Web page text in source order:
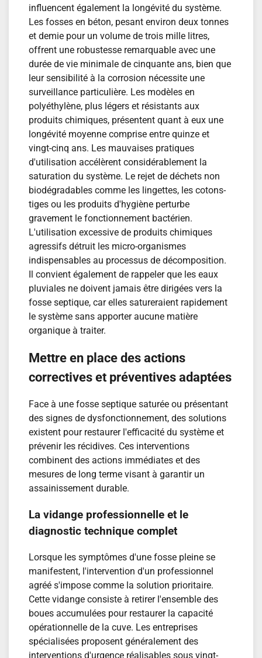
influencent également la longévité du système.
Les fosses en béton, pesant environ deux tonnes
et demie pour un volume de trois mille litres,
offrent une robustesse remarquable avec une
durée de vie minimale de cinquante ans, bien que
leur sensibilité à la corrosion nécessite une
surveillance particulière. Les modèles en
polyéthylène, plus légers et résistants aux
produits chimiques, présentent quant à eux une
longévité moyenne comprise entre quinze et
vingt-cinq ans. Les mauvaises pratiques
d'utilisation accélèrent considérablement la
saturation du système. Le rejet de déchets non
biodégradables comme les lingettes, les cotons-
tiges ou les produits d'hygiène perturbe
gravement le fonctionnement bactérien.
L'utilisation excessive de produits chimiques
agressifs détruit les micro-organismes
indispensables au processus de décomposition.
Il convient également de rappeler que les eaux
pluviales ne doivent jamais être dirigées vers la
fosse septique, car elles satureraient rapidement
le système sans apporter aucune matière
organique à traiter.
Mettre en place des actions
correctives et préventives adaptées
Face à une fosse septique saturée ou présentant
des signes de dysfonctionnement, des solutions
existent pour restaurer l'efficacité du système et
prévenir les récidives. Ces interventions
combinent des actions immédiates et des
mesures de long terme visant à garantir un
assainissement durable.
La vidange professionnelle et le
diagnostic technique complet
Lorsque les symptômes d'une fosse pleine se
manifestent, l'intervention d'un professionnel
agréé s'impose comme la solution prioritaire.
Cette vidange consiste à retirer l'ensemble des
boues accumulées pour restaurer la capacité
opérationnelle de la cuve. Les entreprises
spécialisées proposent généralement des
interventions d'urgence réalisables sous vingt-